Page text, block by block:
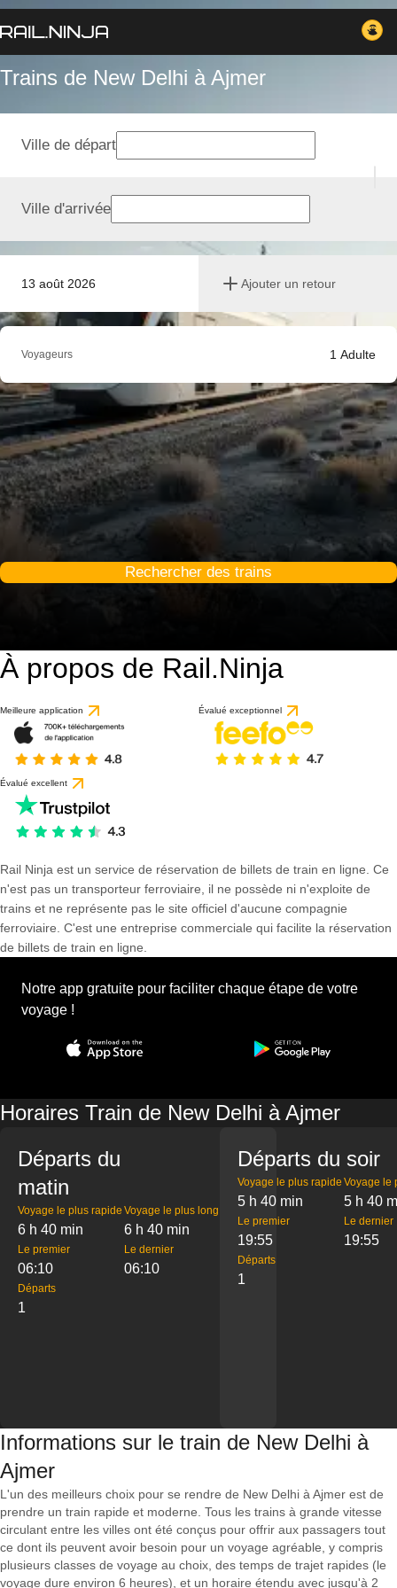
Trains de New Delhi à Ajmer
13 août 2026 Ajouter un retour
Ville de départ
Ville d'arrivée
Voyageurs 1 Adulte
Rechercher des trains
À propos de Rail.Ninja
Meilleure application Évalué exceptionnel
Évalué excellent
Rail Ninja est un service de réservation de billets de train en ligne. Ce
n'est pas un transporteur ferroviaire, il ne possède ni n'exploite de
trains et ne représente pas le site officiel d'aucune compagnie
ferroviaire. C'est une entreprise commerciale qui facilite la réservation
de billets de train en ligne.
Notre app gratuite pour faciliter chaque étape de votre
voyage !
Horaires Train de New Delhi à Ajmer
Départs du
matin
Voyage le plus rapide
6 h 40 min
Voyage le plus long
6 h 40 min
Le premier
06:10
Le dernier
06:10
Départs
1
Départs du soir
Voyage le plus rapide
5 h 40 min
Voyage le
5 h 40
Le premier
19:55
Le dernier
19:55
Départs
1
Informations sur le train de New Delhi à
Ajmer
L'un des meilleurs choix pour se rendre de New Delhi à Ajmer est de
prendre un train rapide et moderne. Tous les trains à grande vitesse
circulant entre les villes ont été conçus pour offrir aux passagers tout
ce dont ils peuvent avoir besoin pour un voyage agréable, y compris
plusieurs classes de voyage au choix, des temps de trajet rapides (le
voyage dure environ 6 heures), et un horaire étendu avec jusqu'à 2
basé sur 1 avis